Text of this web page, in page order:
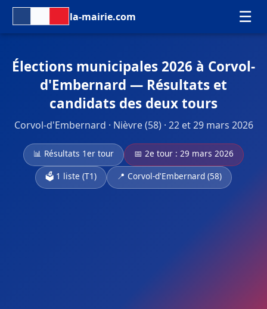
la-mairie.com ☰
Élections municipales 2026 à Corvol-
d'Embernard — Résultats et
candidats des deux tours
Corvol-d'Embernard · Nièvre (58) · 22 et 29 mars 2026
📊 Résultats 1er tour
📅 2e tour : 29 mars 2026
🗳️ 1 liste (T1)
📍 Corvol-d'Embernard (58)